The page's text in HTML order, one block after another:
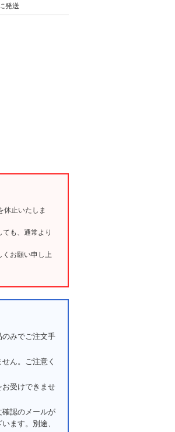
発送
休止いたしま
も、通常より
くお願い申し上
のみでご注文手
ん。ご注意く
お受けできませ
確認のメールが
ます。別途、